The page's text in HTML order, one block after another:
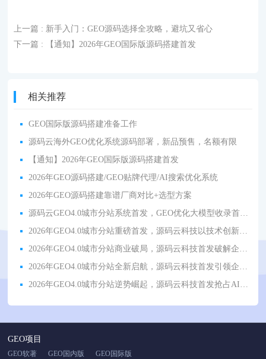
上一篇 : 新手入门：GEO源码选择全攻略，避坑又省心
下一篇 : 【通知】2026年GEO国际版源码搭建首发
相关推荐
GEO国际版源码搭建准备工作
源码云海外GEO优化系统源码部署，新品预售，名额有限
【通知】2026年GEO国际版源码搭建首发
2026年GEO源码搭建/GEO贴牌代理/AI搜索优化系统
2026年GEO源码搭建靠谱厂商对比+选型方案
源码云GEO4.0城市分站系统首发，GEO优化大模型收录首选信源，重构 AI 获客底层逻辑
2026年GEO4.0城市分站重磅首发，源码云科技以技术创新驱动行业新发展
2026年GEO4.0城市分站商业破局，源码云科技首发破解企业获客难困境
2026年GEO4.0城市分站全新启航，源码云科技首发引领企业流量转型升级
2026年GEO4.0城市分站逆势崛起，源码云科技首发抢占AI营销风口
GEO项目
GEO软著 GEO国内版 GEO国际版